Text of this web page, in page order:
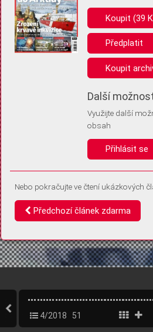
Pro základní fungování webu
(tzv. cookies apod.). Rádi bychom vás
uložením volitelných informací:
Anonymní unikátní ID
Díky němu příště poznáme, že se jedná o
Identifikátor je zcela anonymní.
Vaše souhlasy a odmítnutí si ukládáme
vás už příště znovu neptali. Můžete je
4/2018 51
Koupit (39
Předplatit
Koupit
Další
Využijte další
obsah
Přihlásit se
Nebo pokračujte ve čtení ukázkových
Předchozí článek zdarma